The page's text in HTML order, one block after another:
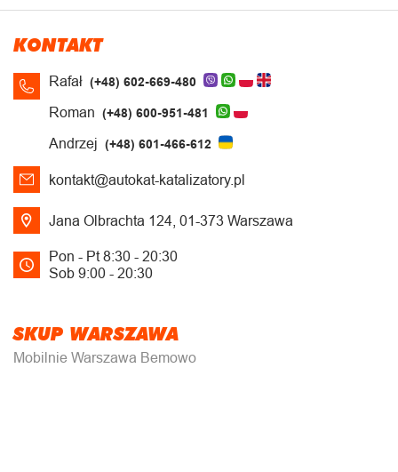
KONTAKT
Rafał (+48) 602-669-480
Roman (+48) 600-951-481
Andrzej (+48) 601-466-612
kontakt@autokat-katalizatory.pl
Jana Olbrachta 124, 01-373 Warszawa
Pon - Pt 8:30 - 20:30
Sob 9:00 - 20:30
SKUP WARSZAWA
Mobilnie Warszawa Bemowo